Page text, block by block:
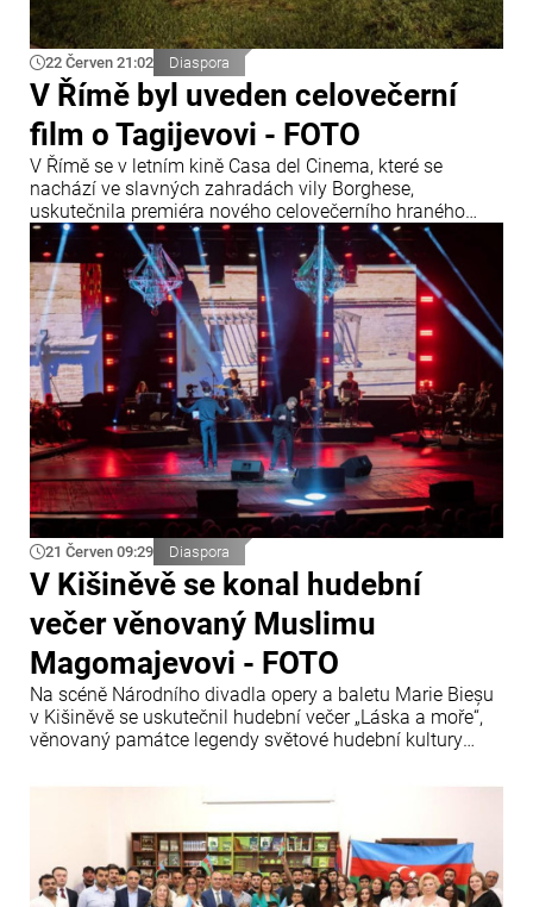
22 Červen 21:02 Diaspora
V Římě byl uveden celovečerní
film o Tagijevovi - FOTO
V Římě se v letním kině Casa del Cinema, které se
nachází ve slavných zahradách vily Borghese,
uskutečnila premiéra nového celovečerního hraného
filmu „Tagijev: Ropa“. Akce se zúčastnili představitelé
italské kulturní a filmové scény, členové diplomatického
sboru, zástupci diaspory i početní milovníci umění.
21 Červen 09:29 Diaspora
V Kišiněvě se konal hudební
večer věnovaný Muslimu
Magomajevovi - FOTO
Na scéně Národního divadla opery a baletu Marie Bieșu
v Kišiněvě se uskutečnil hudební večer „Láska a moře“,
věnovaný památce legendy světové hudební kultury